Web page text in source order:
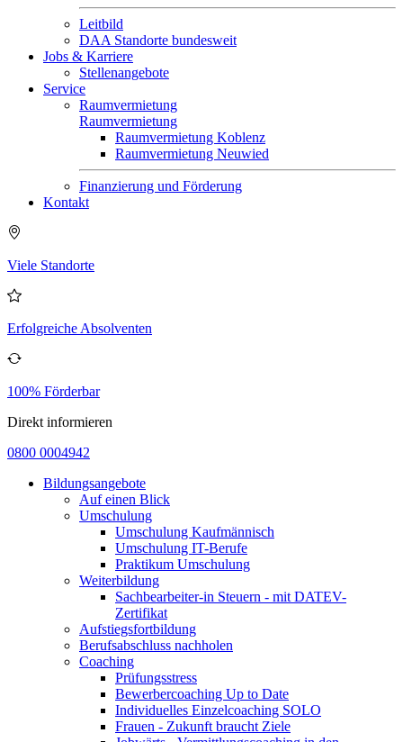
Leitbild
DAA Standorte bundesweit
Jobs & Karriere
Stellenangebote
Service
Raumvermietung
Raumvermietung
Raumvermietung Koblenz
Raumvermietung Neuwied
Finanzierung und Förderung
Kontakt
Viele Standorte
Erfolgreiche Absolventen
100% Förderbar
Direkt informieren
0800 0004942
Bildungsangebote
Auf einen Blick
Umschulung
Umschulung Kaufmännisch
Umschulung IT-Berufe
Praktikum Umschulung
Weiterbildung
Sachbearbeiter-in Steuern - mit DATEV-
Zertifikat
Aufstiegsfortbildung
Berufsabschluss nachholen
Coaching
Prüfungsstress
Bewerbercoaching Up to Date
Individuelles Einzelcoaching SOLO
Frauen - Zukunft braucht Ziele